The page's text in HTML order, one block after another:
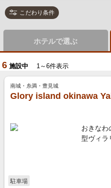
こだわり条件
ホテルで選ぶ
6 施設中 1～6件表示
南城・糸満・豊見城
Glory island okinawa
おきなわ
型ヴィラ
駐車場